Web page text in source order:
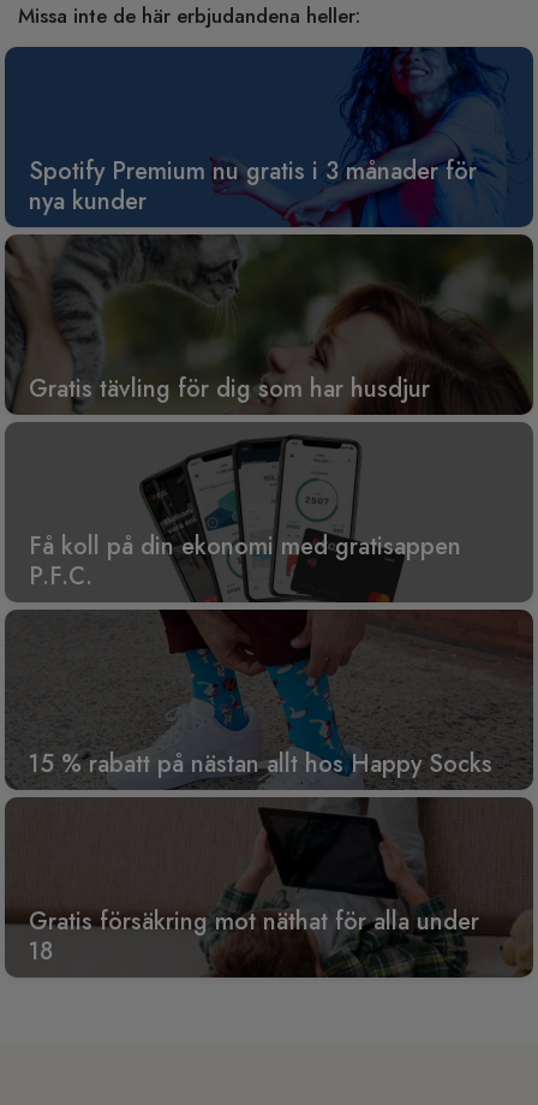
Missa inte de här erbjudandena heller:
Spotify Premium nu gratis i 3 månader för
nya kunder
Gratis tävling för dig som har husdjur
Få koll på din ekonomi med gratisappen
P.F.C.
15 % rabatt på nästan allt hos Happy Socks
Gratis försäkring mot näthat för alla under
18